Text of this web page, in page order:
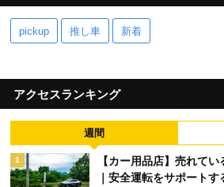
pickup 推し車 新着
アクセスランキング
週間
1
【カー用品店】売れて
｜安全運転をサポート